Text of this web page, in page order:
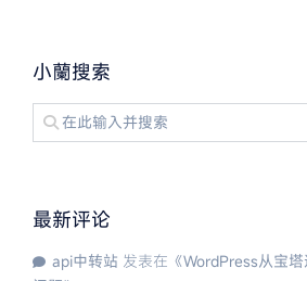
小蘭搜索
最新评论
api中转站 发表在《WordPress从宝